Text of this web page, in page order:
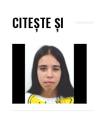
CITEȘTE ȘI